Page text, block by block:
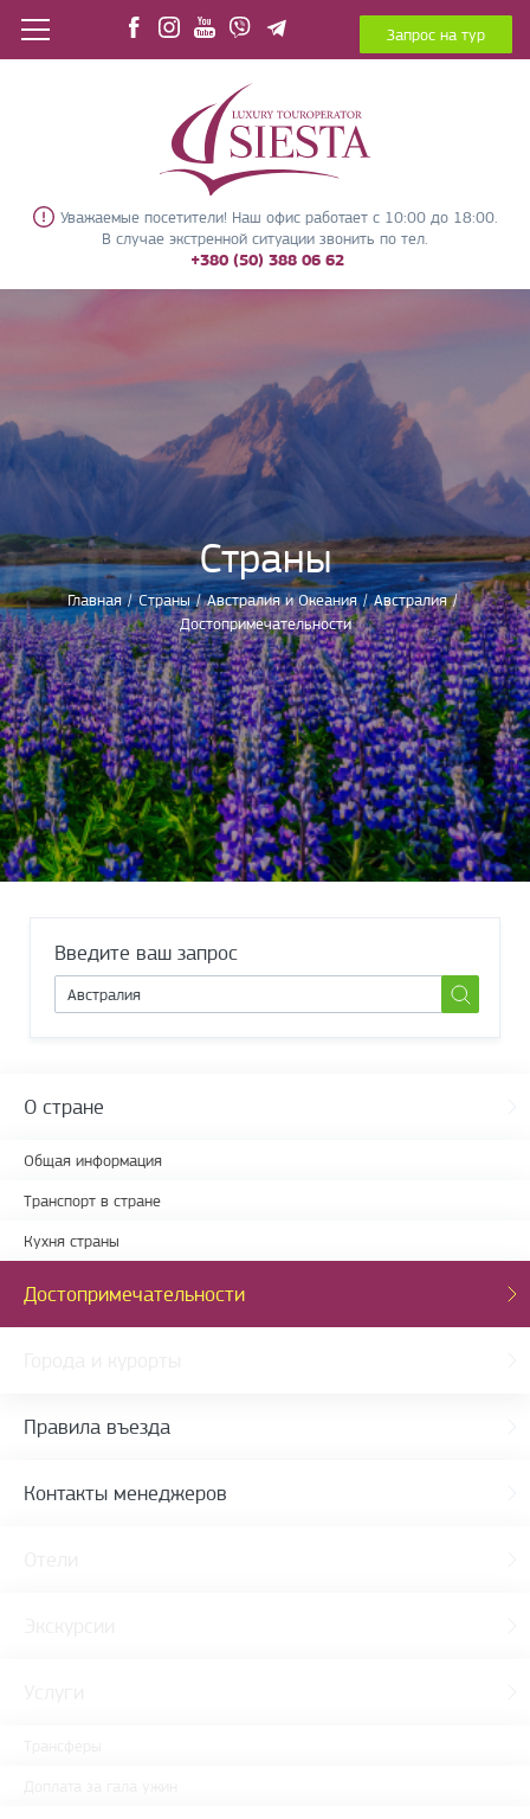
Уважаемые посетители! Наш офис работает с 10:00 до 18:00.
В случае экстренной ситуации звонить по тел.
+380 (50) 388 06 62
Запрос на тур
Страны
Главная / Страны / Австралия и Океания / Австралия /
Достопримечательности
Введите ваш запрос
О стране
Общая информация
Транспорт в стране
Кухня страны
Достопримечательности
Правила въезда
Контакты менеджеров